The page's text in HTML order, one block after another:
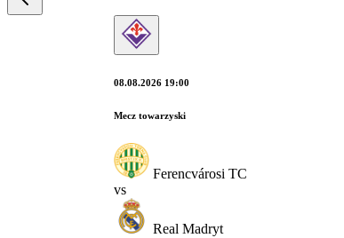
08.08.2026 19:00
Mecz towarzyski
Ferencvárosi TC
vs
Real Madryt